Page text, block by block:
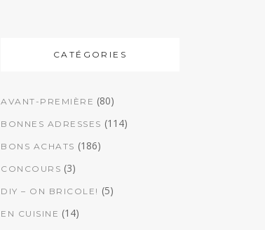
CATÉGORIES
AVANT-PREMIÈRE (80)
BONNES ADRESSES (114)
BONS ACHATS (186)
CONCOURS (3)
DIY – ON BRICOLE! (5)
EN CUISINE (14)